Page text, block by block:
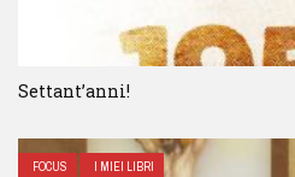
Settant’anni!
FOCUS I MIEI LIBRI